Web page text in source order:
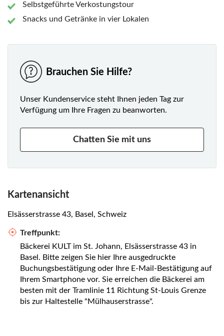
Selbstgeführte Verkostungstour
Snacks und Getränke in vier Lokalen
Brauchen Sie Hilfe?
Unser Kundenservice steht Ihnen jeden Tag zur
Verfügung um Ihre Fragen zu beanworten.
Chatten Sie mit uns
Kartenansicht
Elsässerstrasse 43, Basel, Schweiz
Treffpunkt:
Bäckerei KULT im St. Johann, Elsässerstrasse 43 in
Basel. Bitte zeigen Sie hier Ihre ausgedruckte
Buchungsbestätigung oder Ihre E-Mail-Bestätigung auf
Ihrem Smartphone vor. Sie erreichen die Bäckerei am
besten mit der Tramlinie 11 Richtung St-Louis Grenze
bis zur Haltestelle "Mülhauserstrasse".